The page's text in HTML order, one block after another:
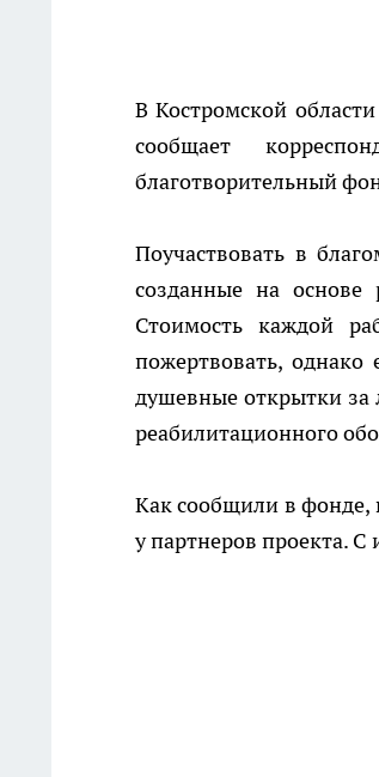
В Костромской
сообщает
благотворительный
Поучаствовать в
созданные на
Стоимость каждой
пожертвовать,
душевные открытки за
реабилитационного
Как сообщили в фонде,
у партнеров проекта.